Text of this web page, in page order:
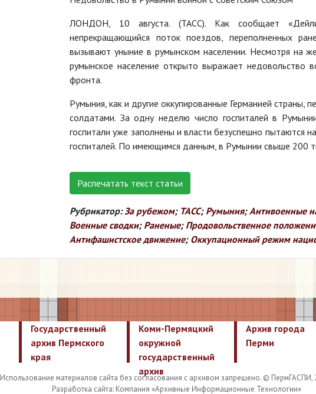
ЛОНДОН, 10 августа. (ТАСС). Как сообщает
непрекращающийся поток поездов, переполненных
вызывают уныние в румынском населении. Несмотря на
румынское население открыто выражает недовольство
фронта.
Румыния, как и другие оккупированные Германией страны,
солдатами. За одну неделю число госпиталей в
госпитали уже заполнены и власти безуспешно пытаются
госпиталей. По имеющимся данным, в Румынии свыше 200
Распечатать текст статьи
Рубрикатор: За рубежом; ТАСС; Румыния;Антивоенные
Военные сводки; Раненые; Продовольственное
Антифашистское движение; Оккупационный режим
Государственный
архив Пермского
края
Коми-Пермяцкий
окружной
государственный
архив
Архив города
Перми
Использование материалов сайта без согласования с архивом запрещено. © ПермГАСПИ,
Разработка сайта: Компания «Архивные Информационные Технологии»